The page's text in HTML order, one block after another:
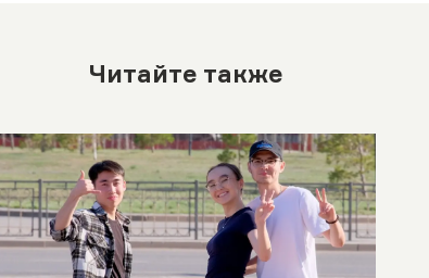
Читайте также